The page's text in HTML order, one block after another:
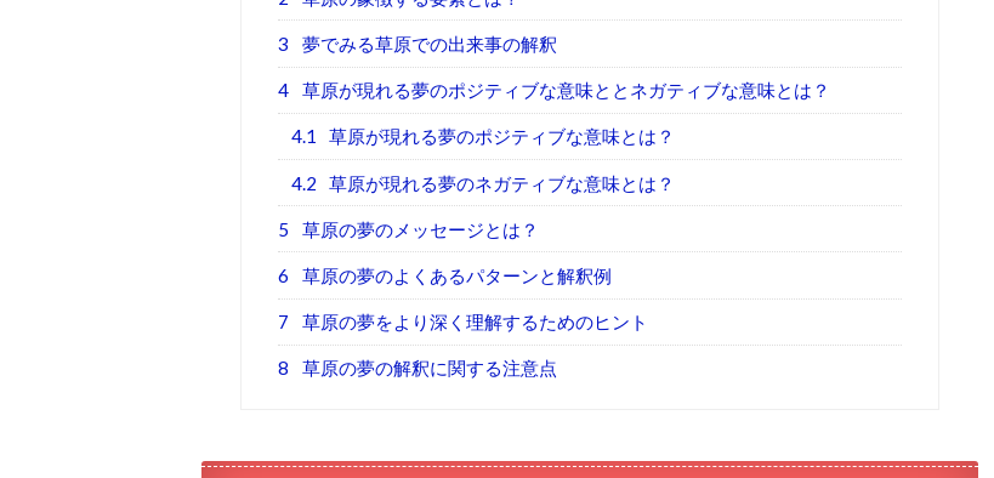
3 夢でみる草原での出来事の解釈
4 草原が現れる夢のポジティブな意味ととネガティブな意味とは？
4.1 草原が現れる夢のポジティブな意味とは？
4.2 草原が現れる夢のネガティブな意味とは？
5 草原の夢のメッセージとは？
6 草原の夢のよくあるパターンと解釈例
7 草原の夢をより深く理解するためのヒント
8 草原の夢の解釈に関する注意点